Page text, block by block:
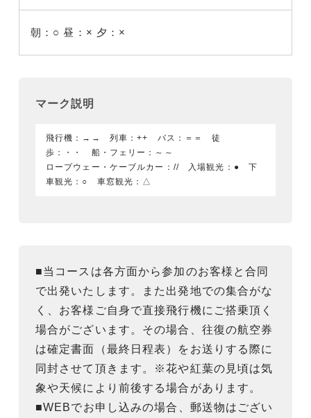
朝：○ 昼：× 夕：×
マーク説明
飛行機：→→ 列車：++ バス：＝＝ 徒
歩：・・ 船・フェリー：～～
ロープウェー・ケーブルカー：// 入場観光：● 下
車観光：○ 車窓観光：△
■当コースは各方面から参加のお客様と合同
で出発いたします。また出発地での集合がな
く、お客様ご自身で直接飛行機にご搭乗頂く
場合がございます。その場合、往復の航空券
は確定書面（最終日程表）をお送りする際に
同封させて頂きます。※花や紅葉の見頃は気
象や天候により前後する場合があります。
■WEBでお申し込みの場合、郵送物はござい